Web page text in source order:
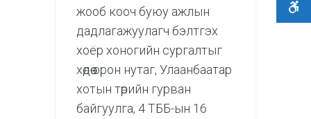
жооб кооч буюу ажлын
дадлагажуулагч бэлтгэх
хоёр хоногийн сургалтыг
хөдөө орон нутаг, Улаанбаатар
хотын төрийн гурван
байгуулга, 4 ТББ-ын 16